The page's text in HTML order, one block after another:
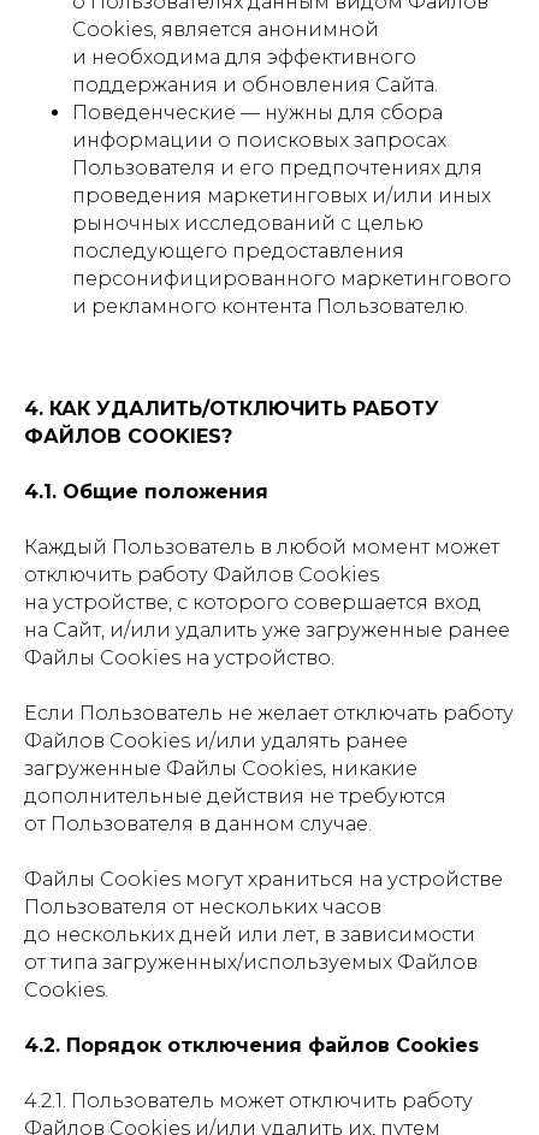
Cookies, является анонимной
и необходима для эффективного
поддержания и обновления Сайта.
Поведенческие — нужны для сбора
информации о поисковых запросах
Пользователя и его предпочтениях для
проведения маркетинговых и/или иных
рыночных исследований с целью
последующего предоставления
персонифицированного маркетингового
и рекламного контента Пользователю.
4. КАК УДАЛИТЬ/ОТКЛЮЧИТЬ РАБОТУ
ФАЙЛОВ COOKIES?
4.1. Общие положения
Каждый Пользователь в любой момент может
отключить работу Файлов Cookies
на устройстве, с которого совершается вход
на Сайт, и/или удалить уже загруженные ранее
Файлы Cookies на устройство.
Если Пользователь не желает отключать работу
Файлов Cookies и/или удалять ранее
загруженные Файлы Cookies, никакие
дополнительные действия не требуются
от Пользователя в данном случае.
Файлы Cookies могут храниться на устройстве
Пользователя от нескольких часов
до нескольких дней или лет, в зависимости
от типа загруженных/используемых Файлов
Cookies.
4.2. Порядок отключения файлов Cookies
4.2.1. Пользователь может отключить работу
Файлов Cookies и/или удалить их, путем
Адрес
Г.Москва Волоколамское шоссе,
Пн-вс с 9:00 до 18:00
Телефон
8 495 233-79-79
Почта
iceicemarket@yandex.ru
8 985 233-79-79